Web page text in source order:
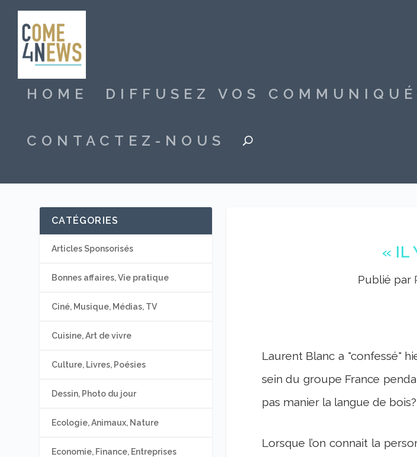
HOME DIFFUSEZ VOS
CONTACTEZ-NOUS
« IL
Publié par
Laurent Blanc a "confessé"
sein du groupe France
pas manier la langue de bois?
Lorsque l’on connait la
CATÉGORIES
Articles Sponsorisés
Bonnes affaires, Vie pratique
Ciné, Musique, Médias, TV
Cuisine, Art de vivre
Culture, Livres, Poésies
Dessin, Photo du jour
Ecologie, Animaux, Nature
Economie, Finance, Entreprises